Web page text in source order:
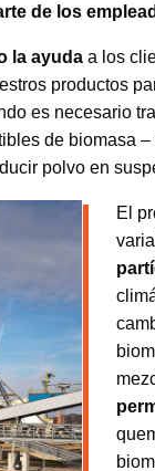
de los
la ayuda a los
productos
es necesario
de biomasa
polvo en
El